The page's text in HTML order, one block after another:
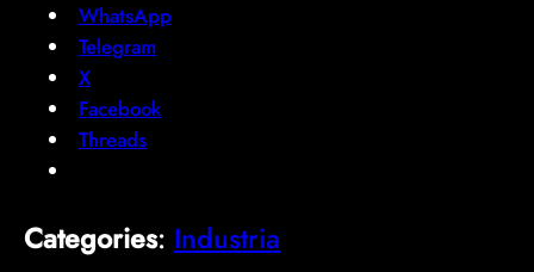
WhatsApp
Telegram
X
Facebook
Threads
Categories: Industria